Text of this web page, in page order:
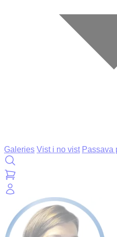
Galeries Vist i no vist Passava